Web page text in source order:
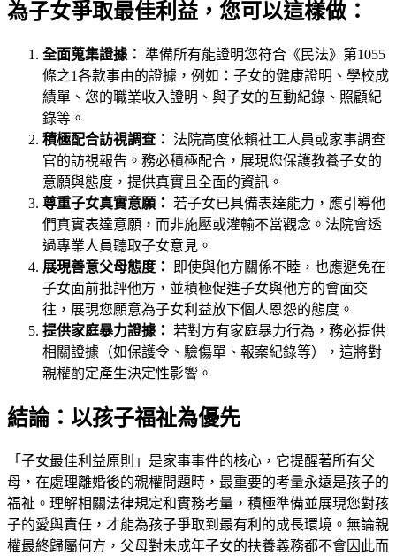
為子女爭取最佳利益，您可以這樣做：
全面蒐集證據： 準備所有能證明您符合《民法》第1055
條之1各款事由的證據，例如：子女的健康證明、學校成
績單、您的職業收入證明、與子女的互動紀錄、照顧紀
錄等。
積極配合訪視調查： 法院高度依賴社工人員或家事調查
官的訪視報告。務必積極配合，展現您保護教養子女的
意願與態度，提供真實且全面的資訊。
尊重子女真實意願： 若子女已具備表達能力，應引導他
們真實表達意願，而非施壓或灌輸不當觀念。法院會透
過專業人員聽取子女意見。
展現善意父母態度：
即使與他方關係不睦，也應避免在
子女面前批評他方，並積極促進子女與他方的會面交
往，展現您願意為子女利益放下個人恩怨的態度。
提供家庭暴力證據： 若對方有家庭暴力行為，務必提供
相關證據（如保護令、驗傷單、報案紀錄等），這將對
親權酌定產生決定性影響。
結論：以孩子福祉為優先
「子女最佳利益原則」是家事事件的核心，它提醒著所有父
母，在處理離婚後的親權問題時，最重要的考量永遠是孩子的
福祉。理解相關法律規定和實務考量，積極準備並展現您對孩
子的愛與責任，才能為孩子爭取到最有利的成長環境。無論親
權最終歸屬何方，父母對未成年子女的扶養義務都不會因此而